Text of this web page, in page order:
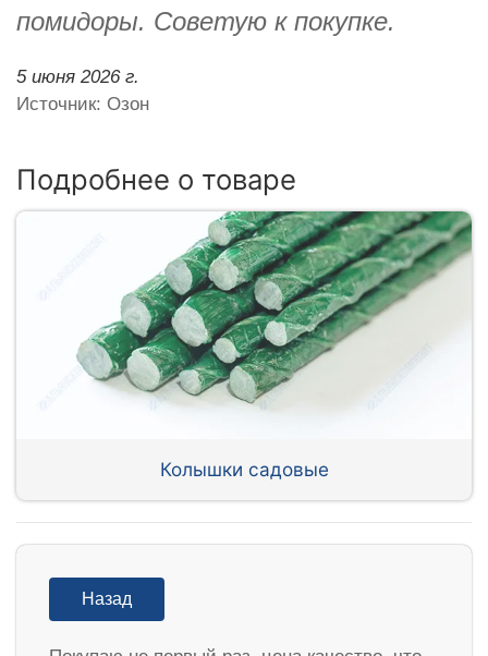
помидоры. Советую к покупке.
5 июня 2026 г.
Источник: Озон
Подробнее о товаре
Колышки садовые
Назад